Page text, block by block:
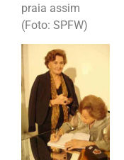
praia assim
(Foto: SPFW)